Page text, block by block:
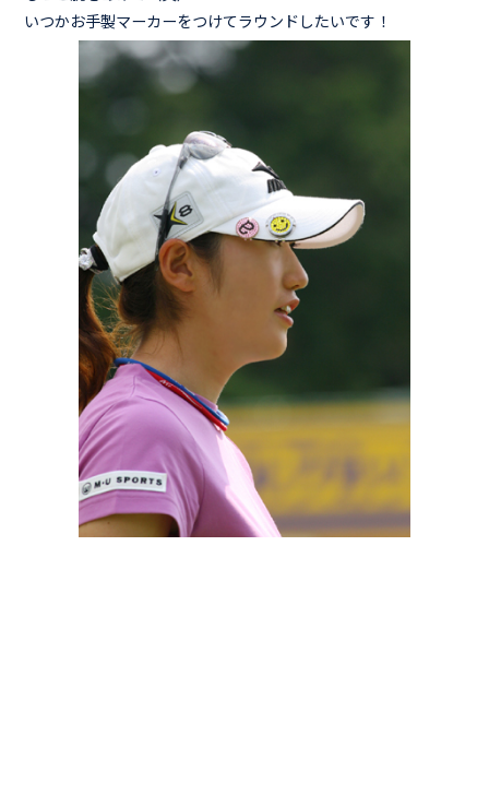
いつかお手製マーカーをつけてラウンドしたいです！